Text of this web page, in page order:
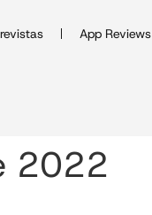
App Reviews
2022